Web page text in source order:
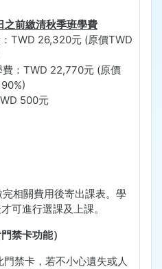
之前繳清秋季班學費
TWD 26,320元 (原價TWD
： TWD 22,770元 (原價
500元
相關費用後寄出課表。學
可進行選課及上課。
禁卡功能）
門禁卡，若不小心遺失或人